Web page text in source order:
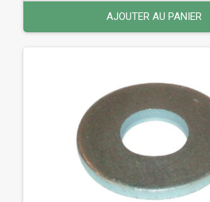
AJOUTER AU PANIER